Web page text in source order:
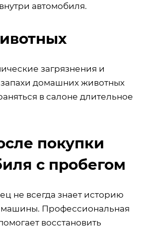
автомобиля.
загрязнения и
домашних животных
в салоне длительное
покупки
с пробегом
не всегда знает историю
машины. Профессиональная
восстановить